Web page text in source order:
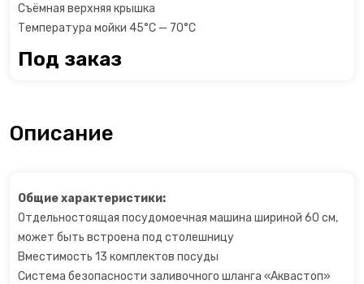
Съёмная верхняя крышка
Температура мойки 45°C — 70°C
Под заказ
Описание
Общие характеристики:
Отдельностоящая посудомоечная машина шириной 60 см,
может быть встроена под столешницу
Вместимость 13 комплектов посуды
Система безопасности заливочного шланга «Аквастоп»
Мультиварки
Мясорубки
Открывалки
Перколяторы
Пицца мейкер